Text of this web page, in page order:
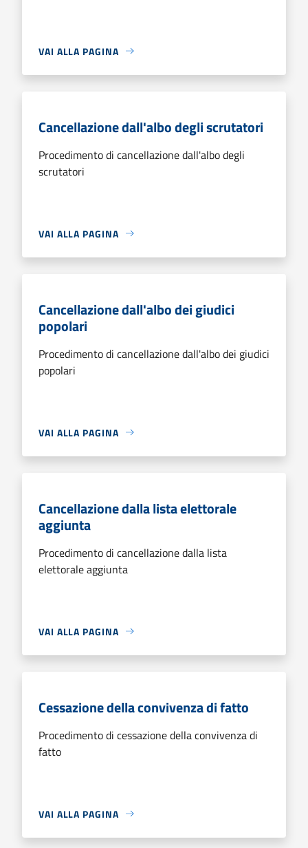
VAI ALLA PAGINA
Cancellazione dall'albo degli scrutatori
Procedimento di cancellazione dall'albo degli
scrutatori
VAI ALLA PAGINA
Cancellazione dall'albo dei giudici
popolari
Procedimento di cancellazione dall'albo dei giudici
popolari
VAI ALLA PAGINA
Cancellazione dalla lista elettorale
aggiunta
Procedimento di cancellazione dalla lista
elettorale aggiunta
VAI ALLA PAGINA
Cessazione della convivenza di fatto
Procedimento di cessazione della convivenza di
fatto
VAI ALLA PAGINA